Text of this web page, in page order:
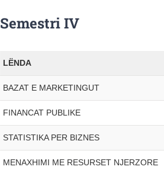
Semestri IV
LËNDA
BAZAT E MARKETINGUT
FINANCAT PUBLIKE
STATISTIKA PER BIZNES
MENAXHIMI ME RESURSET NJERZORE